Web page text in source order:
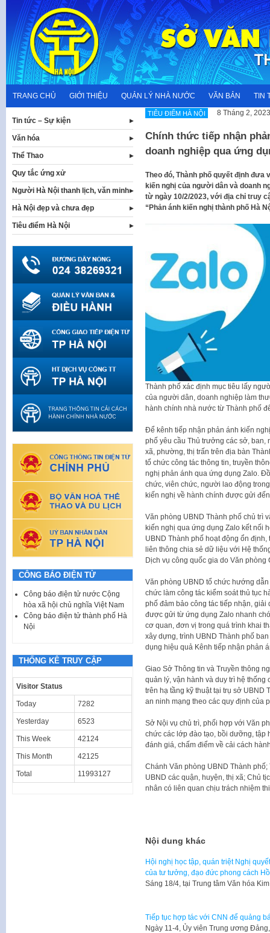
content
TRANG CHỦ GIỚI THIỆU QUẢN LÝ NHÀ NƯỚC VĂN BẢN TIN
TIÊU ĐIỂM HÀ NỘI 8 Tháng 2, 2023
Chính thức tiếp nhận
doanh nghiệp qua ứng
Theo đó, Thành phố quyết định đưa
kiến nghị của người dân và doanh
từ ngày 10/2/2023, với địa chỉ truy
“Phản ánh kiến nghị thành phố Hà
Thành phố xác định mục tiêu lấy
của người dân, doanh nghiệp làm
hành chính nhà nước từ Thành phố
Để kênh tiếp nhận phản ánh kiến
phố yêu cầu Thủ trưởng các sở, ban,
xã, phường, thị trấn trên địa bàn
tổ chức công tác thông tin, truyền
nghị phản ánh qua ứng dụng Zalo.
chức, viên chức, người lao động
kiến nghị về hành chính được gửi
Văn phòng UBND Thành phố chủ trì
kiến nghị qua ứng dụng Zalo kết nối
UBND Thành phố hoạt động ổn
liên thông chia sẻ dữ liệu với Hệ
Dịch vụ công quốc gia do Văn phòng
Văn phòng UBND tổ chức hướng
chức làm công tác kiểm soát thủ tục
phố đảm bảo công tác tiếp nhận,
được gửi từ ứng dụng Zalo nhanh
cơ quan, đơn vị trong quá trình khai
xây dựng, trình UBND Thành phố
dụng hiệu quả Kênh tiếp nhận phản
Giao Sở Thông tin và Truyền thông
quản lý, vận hành và duy trì hệ
trên hạ tầng kỹ thuật tại trụ sở UBND
an ninh mạng theo các quy định của
Sở Nội vụ chủ trì, phối hợp với Văn
chức các lớp đào tạo, bồi dưỡng, tập
đánh giá, chấm điểm về cải cách
Chánh Văn phòng UBND Thành
UBND các quận, huyện, thị xã; Chủ
nhân có liên quan chịu trách nhiệm
Nội dung khác
Hội nghị học tập, quán triệt Nghị
của tư tưởng, đạo đức phong cách
Sáng 18/4, tại Trung tâm Văn hóa
Tiếp tục hợp tác với CNN để quảng
Ngày 11-4, Ủy viên Trung ương
Tin tức – Sự kiện
Văn hóa
Thể Thao
Quy tắc ứng xử
Người Hà Nội thanh lịch, văn minh
Hà Nội đẹp và chưa đẹp
Tiêu điểm Hà Nội
CÔNG BÁO ĐIỆN TỬ
Công báo điện tử nước Cộng
hòa xã hội chủ nghĩa Việt Nam
Công báo điện tử thành phố Hà
Nội
THỐNG KÊ TRUY CẬP
Visitor Status
Today 7282
Yesterday 6523
This Week 42124
This Month 42125
Total 11993127